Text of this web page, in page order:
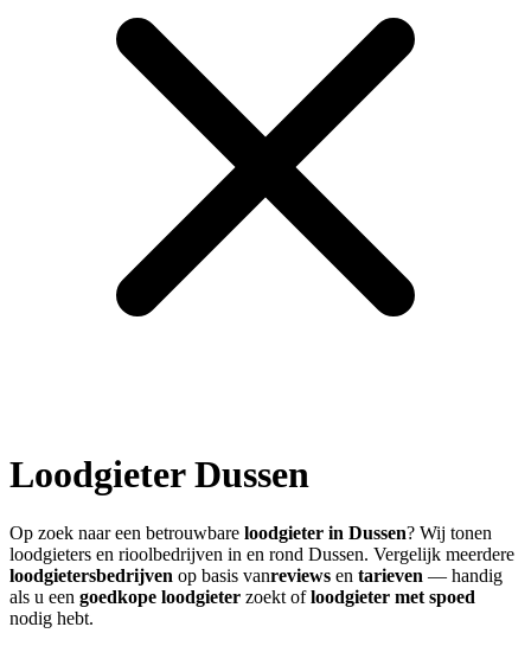
LoodgieterDussen
Op zoek naar een betrouwbare loodgieter in Dussen? Wij tonen
loodgieters en rioolbedrijven in en rond Dussen. Vergelijk meerdere
loodgietersbedrijven op basis vanreviews en tarieven — handig
als u een goedkope loodgieter zoekt ofloodgieter met spoed
nodig hebt.